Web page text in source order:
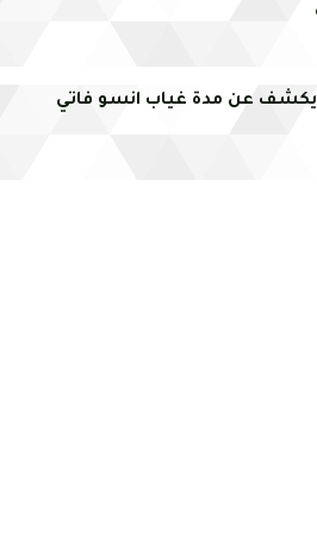
يكشف عن مدة غياب انسو فاتي